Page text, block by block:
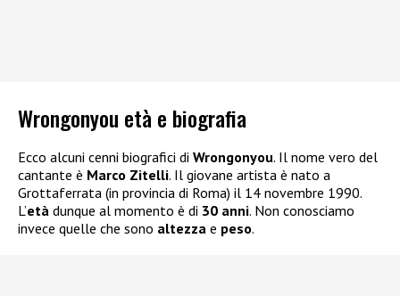
Wrongonyou età e biografia
Ecco alcuni cenni biografici di Wrongonyou. Il nome vero del
cantante è Marco Zitelli. Il giovane artista è nato a
Grottaferrata (in provincia di Roma) il 14 novembre 1990.
L’età dunque al momento è di 30 anni. Non conosciamo
invece quelle che sono altezza e peso.